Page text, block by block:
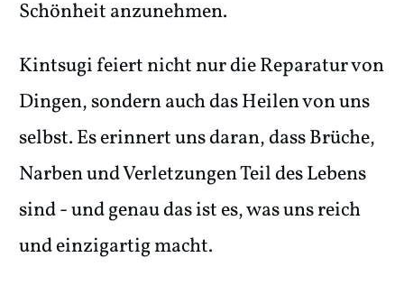
Schönheit anzunehmen.
Kintsugi feiert nicht nur die Reparatur von
Dingen, sondern auch das Heilen von uns
selbst. Es erinnert uns daran, dass Brüche,
Narben und Verletzungen Teil des Lebens
sind - und genau das ist es, was uns reich
und einzigartig macht.